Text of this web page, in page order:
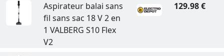
Aspirateur balai sans
fil sans sac 18 V 2 en
1 VALBERG S10 Flex
V2
129.98 €